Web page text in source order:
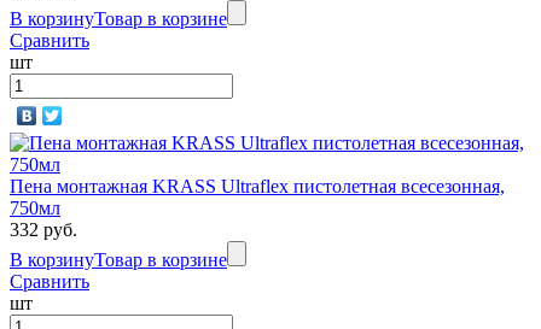
В корзинуТовар в корзине
Сравнить
шт
Пена монтажная KRASS Ultraflex пистолетная всесезонная,
750мл
332 руб.
В корзинуТовар в корзине
Сравнить
шт